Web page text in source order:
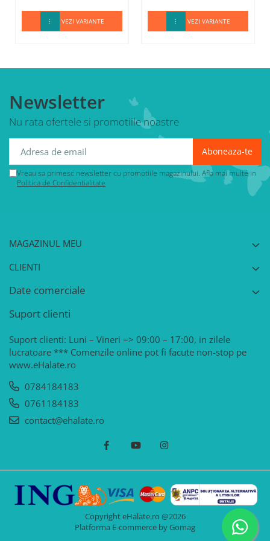
VEZI VARIANTE VEZI VARIANTE
Newsletter
Nu rata ofertele si promotiile noastre
Vreau sa primesc newsletter cu promotiile magazinului. Afla mai multe in
Politica de Confidentialitate
MAGAZINUL MEU
CLIENTI
Date comerciale
Suport clienti
Suport clienti: Luni – Vineri => 09:00 – 17:00, in zilele
lucratoare *** Comenzile online pot fi facute non-stop pe
www.eHalate.ro
0784184183
0761184183
contact@ehalate.ro
Copyright eHalate.ro @2026
Platforma E-commerce by Gomag